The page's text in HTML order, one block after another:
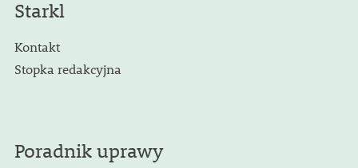
Starkl
Kontakt
Stopka redakcyjna
Poradnik uprawy